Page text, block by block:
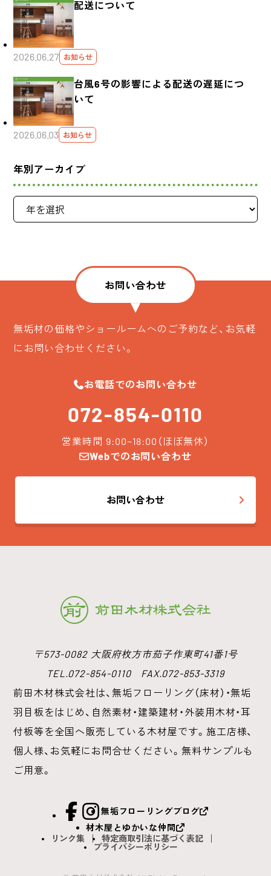
配送について
2026.06.27 お知らせ
台風6号の影響による配送の遅延につ
いて
2026.06.03 お知らせ
年別アーカイブ
お問い合わせ
無垢材の価格やショールームへのご予約など、お気軽
にお問い合わせください。
お電話でのお問い合わせ
072-854-0110
営業時間 9:00~18:00（ほぼ無休）
Webでのお問い合わせ
お問い合わせ
〒573-0082 大阪府枚方市茄子作東町41番1号
TEL.072-854-0110 FAX.072-853-3319
前田木材株式会社は、無垢フローリング（床材）・無垢
羽目板をはじめ、 自然素材・建築建材・外装用木材・耳
付板等を全国へ販売している木材屋です。 施工店様、
個人様、お気軽にお問合せください。無料サンプルも
ご用意。
facebook
Instagram
無垢フローリングブログ
材木屋とゆかいな仲間
リンク集
特定商取引法に基づく表記
プライバシーポリシー